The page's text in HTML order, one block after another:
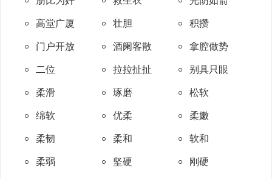
高堂广厦 壮胆 积攒
门户开放 酒阑客散 拿腔做势
二位 拉拉扯扯 别具只眼
柔滑 琢磨 松软
绵软 优柔 柔嫩
柔韧 柔和 软和
柔弱 坚硬 刚硬